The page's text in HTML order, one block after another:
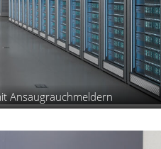
Ansaugrauchmeldern